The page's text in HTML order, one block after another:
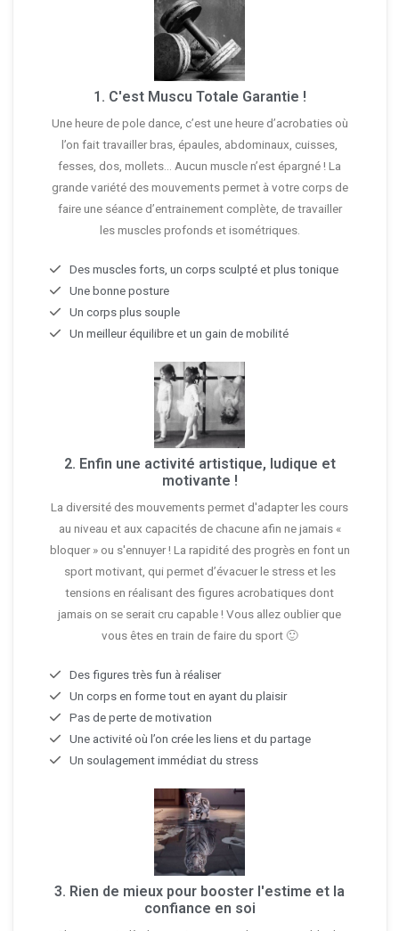
1. C'est Muscu Totale Garantie !
Une heure de pole dance, c’est une heure d’acrobaties où
l’on fait travailler bras, épaules, abdominaux, cuisses,
fesses, dos, mollets... Aucun muscle n’est épargné ! La
grande variété des mouvements permet à votre corps de
faire une séance d’entrainement complète, de travailler
les muscles profonds et isométriques.
Des muscles forts, un corps sculpté et plus tonique
Une bonne posture
Un corps plus souple
Un meilleur équilibre et un gain de mobilité
2. Enfin une activité artistique, ludique et
motivante !
La diversité des mouvements permet d'adapter les cours
au niveau et aux capacités de chacune afin ne jamais «
bloquer » ou s'ennuyer ! La rapidité des progrès en font un
sport motivant, qui permet d’évacuer le stress et les
tensions en réalisant des figures acrobatiques dont
jamais on se serait cru capable ! Vous allez oublier que
vous êtes en train de faire du sport 🙂
Des figures très fun à réaliser
Un corps en forme tout en ayant du plaisir
Pas de perte de motivation
Une activité où l’on crée les liens et du partage
Un soulagement immédiat du stress
3. Rien de mieux pour booster l'estime et la
confiance en soi